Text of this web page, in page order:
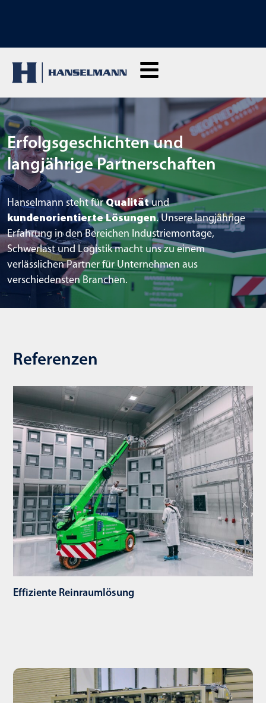
Erfolgsgeschichten und
langjährige Partnerschaften
Hanselmann steht fürQualitätund
kundenorientierte Lösungen. Unsere langjährige
Erfahrung in den Bereichen Industriemontage,
Schwerlast und Logistik macht uns zu einem
verlässlichen Partner für Unternehmen aus
verschiedensten Branchen.
Referenzen
Effiziente Reinraumlösung